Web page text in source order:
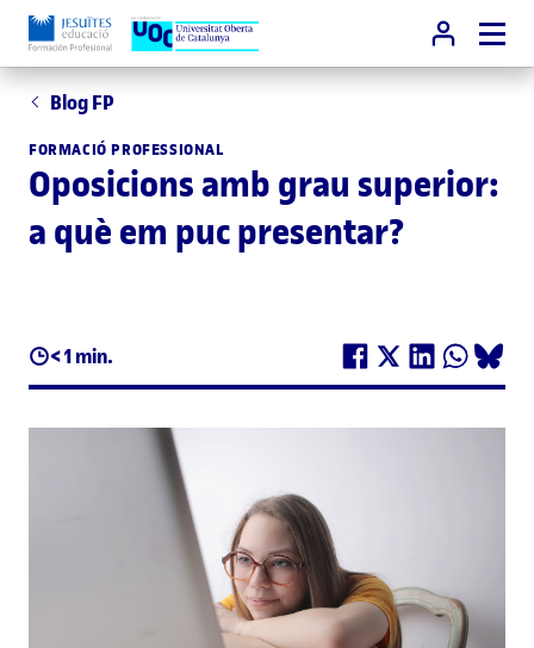
Blog FP
FORMACIÓ PROFESSIONAL
Oposicions amb grau superior:
a què em puc presentar?
< 1 min.